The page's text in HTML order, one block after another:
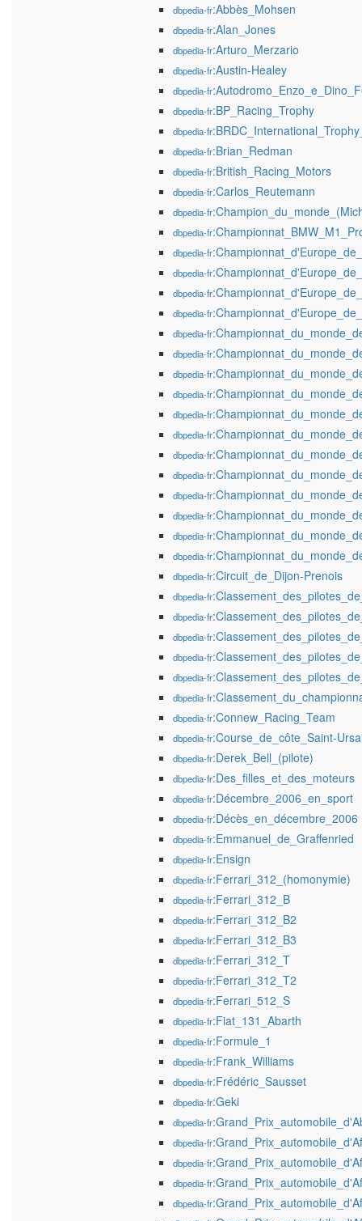
dbpedia-fr:Abbès_Mohsen
dbpedia-fr:Alan_Jones
dbpedia-fr:Arturo_Merzario
dbpedia-fr:Austin-Healey
dbpedia-fr
dbpedia-fr:BP_Racing_Trophy
dbpedia-fr
dbpedia-fr:Brian_Redman
dbpedia-fr:British_Racing_Motors
dbpedia-fr:Carlos_Reutemann
dbpedia-fr
dbpedia-fr
dbpedia-fr
dbpedia-fr
dbpedia-fr
dbpedia-fr
dbpedia-fr
dbpedia-fr
dbpedia-fr
dbpedia-fr
dbpedia-fr
dbpedia-fr
dbpedia-fr
dbpedia-fr
dbpedia-fr
dbpedia-fr
dbpedia-fr
dbpedia-fr
dbpedia-fr:Circuit_de_Dijon-Prenois
dbpedia-fr
dbpedia-fr
dbpedia-fr
dbpedia-fr
dbpedia-fr
dbpedia-fr
dbpedia-fr:Connew_Racing_Team
dbpedia-fr:Course_de_côte_Saint-
dbpedia-fr:Derek_Bell_(pilote)
dbpedia-fr:Des_filles_et_des_moteurs
dbpedia-fr:Décembre_2006_en_sport
dbpedia-fr:Décès_en_décembre_2006
dbpedia-fr:Emmanuel_de_Graffenried
dbpedia-fr:Ensign
dbpedia-fr:Ferrari_312_(homonymie)
dbpedia-fr:Ferrari_312_B
dbpedia-fr:Ferrari_312_B2
dbpedia-fr:Ferrari_312_B3
dbpedia-fr:Ferrari_312_T
dbpedia-fr:Ferrari_312_T2
dbpedia-fr:Ferrari_512_S
dbpedia-fr:Fiat_131_Abarth
dbpedia-fr:Formule_1
dbpedia-fr:Frank_Williams
dbpedia-fr:Frédéric_Sausset
dbpedia-fr:Geki
dbpedia-fr
dbpedia-fr
dbpedia-fr
dbpedia-fr
dbpedia-fr